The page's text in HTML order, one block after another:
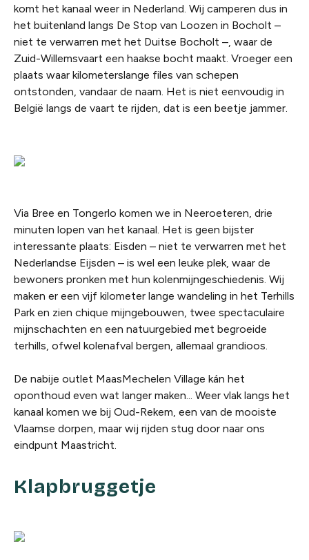
komt het kanaal weer in Nederland. Wij camperen dus in
het buitenland langs De Stop van Loozen in Bocholt –
niet te verwarren met het Duitse Bocholt –, waar de
Zuid-Willemsvaart een haakse bocht maakt. Vroeger een
plaats waar kilometerslange files van schepen
ontstonden, vandaar de naam. Het is niet eenvoudig in
België langs de vaart te rijden, dat is een beetje jammer.
Via Bree en Tongerlo komen we in Neeroeteren, drie
minuten lopen van het kanaal. Het is geen bijster
interessante plaats: Eisden – niet te verwarren met het
Nederlandse Eijsden – is wel een leuke plek, waar de
bewoners pronken met hun kolenmijngeschiedenis. Wij
maken er een vijf kilometer lange wandeling in het Terhills
Park en zien chique mijngebouwen, twee spectaculaire
mijnschachten en een natuurgebied met begroeide
terhills, ofwel kolenafval bergen, allemaal grandioos.
De nabije outlet MaasMechelen Village kán het
oponthoud even wat langer maken... Weer vlak langs het
kanaal komen we bij Oud-Rekem, een van de mooiste
Vlaamse dorpen, maar wij rijden stug door naar ons
eindpunt Maastricht.
Klapbruggetje